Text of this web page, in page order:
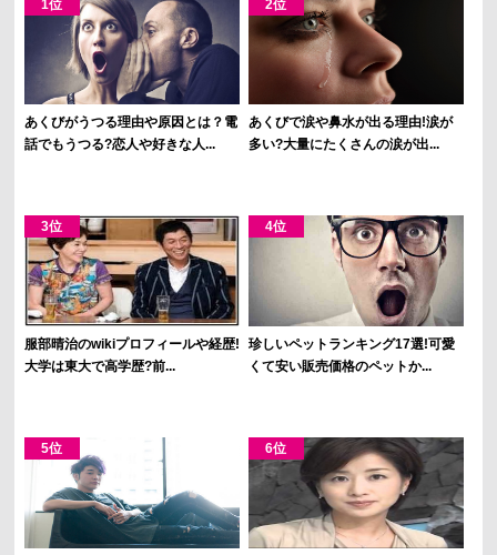
あくびがうつる理由や原因とは？電
話でもうつる?恋人や好きな人...
あくびで涙や鼻水が出る理由!涙が
多い?大量にたくさんの涙が出...
服部晴治のwikiプロフィールや経歴!
大学は東大で高学歴?前...
珍しいペットランキング17選!可愛
くて安い販売価格のペットか...